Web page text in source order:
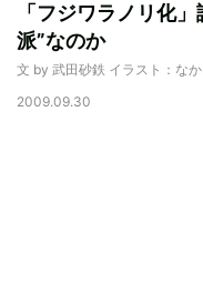
「フジワラノリ
派”なのか
文 by 武田砂鉄 イラスト：な
2009.09.30